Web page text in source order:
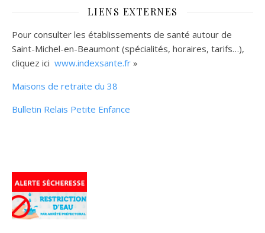
LIENS EXTERNES
Pour consulter les établissements de santé autour de
Saint-Michel-en-Beaumont (spécialités, horaires, tarifs…),
cliquez ici www.indexsante.fr »
Maisons de retraite du 38
Bulletin Relais Petite Enfance